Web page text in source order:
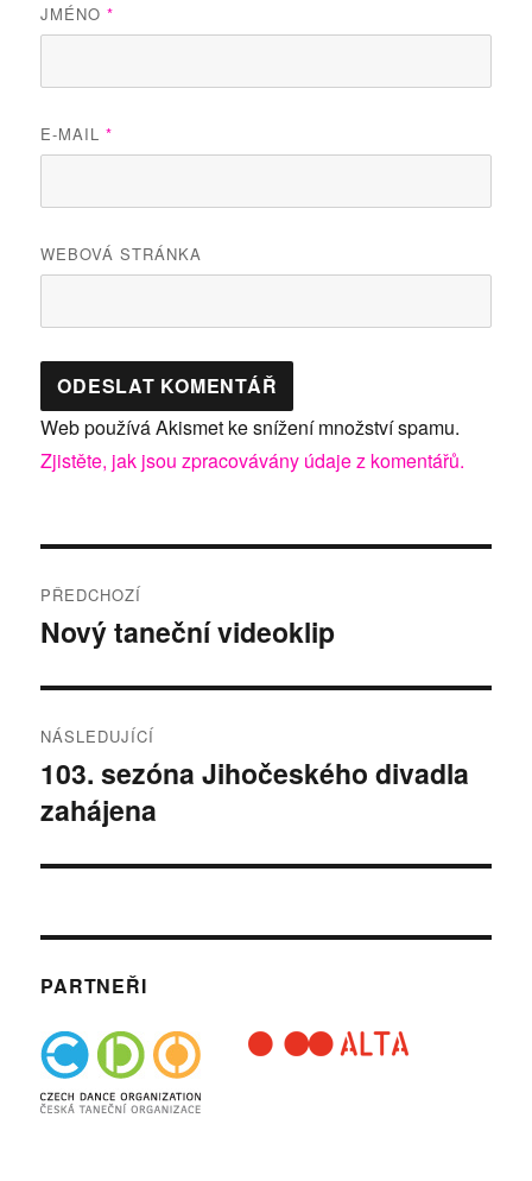
JMÉNO*
E-MAIL*
WEBOVÁ STRÁNKA
Web používá Akismet ke snížení množství spamu.
Zjistěte, jak jsou zpracovávány údaje z komentářů.
pro
PŘEDCHOZÍ
Předchozí
Nový taneční videoklip
NÁSLEDUJÍCÍ
Následující
příspěvek:
103. sezóna Jihočeského divadla
zahájena
PARTNEŘI